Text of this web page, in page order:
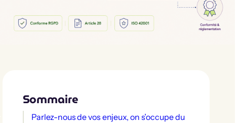
Sommaire
Parlez-nous de vos enjeux, on s’occupe du